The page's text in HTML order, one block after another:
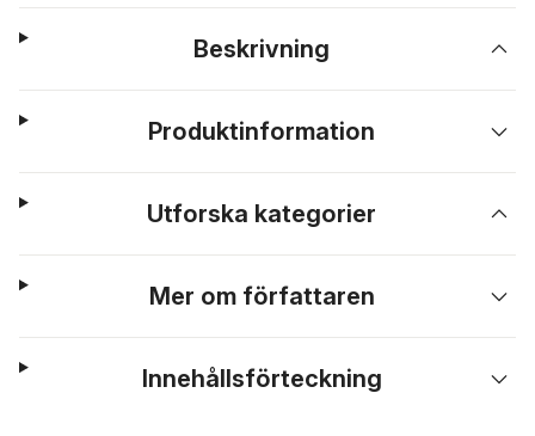
Beskrivning
Produktinformation
Utforska kategorier
Mer om författaren
Innehållsförteckning